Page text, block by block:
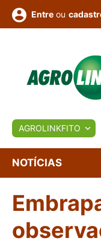
BIOLÓGICOS
Conversor
Entre ou
AGROLINKFITO
NOTÍCIAS